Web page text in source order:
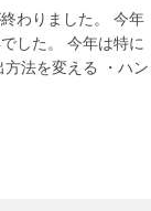
わりました。 今年
した。 今年は特に
法を変える ・ハン